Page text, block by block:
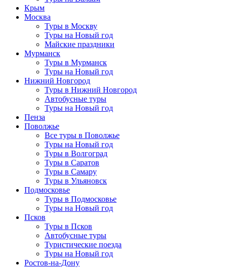
Крым
Москва
Туры в Москву
Туры на Новый год
Майские праздники
Мурманск
Туры в Мурманск
Туры на Новый год
Нижний Новгород
Туры в Нижний Новгород
Автобусные туры
Туры на Новый год
Пенза
Поволжье
Все туры в Поволжье
Туры на Новый год
Туры в Волгоград
Туры в Саратов
Туры в Самару
Туры в Ульяновск
Подмосковье
Туры в Подмосковье
Туры на Новый год
Псков
Туры в Псков
Автобусные туры
Туристические поезда
Туры на Новый год
Ростов-на-Дону